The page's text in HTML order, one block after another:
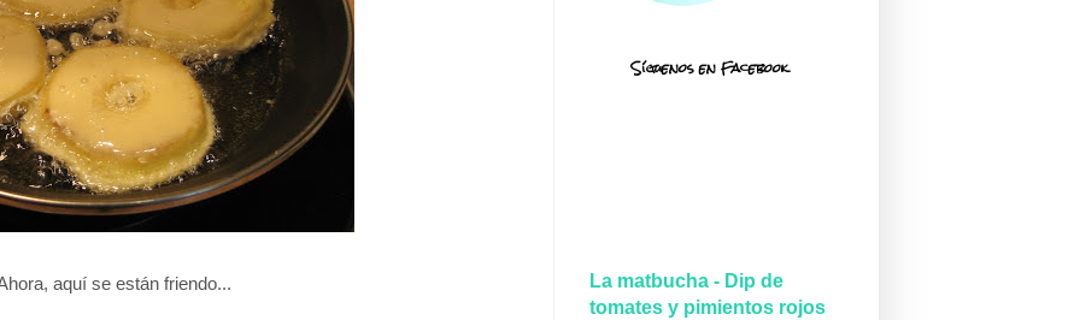
aquí se están friendo...
Síguenos en Facebook
La matbucha - Dip de
tomates y pimientos rojos